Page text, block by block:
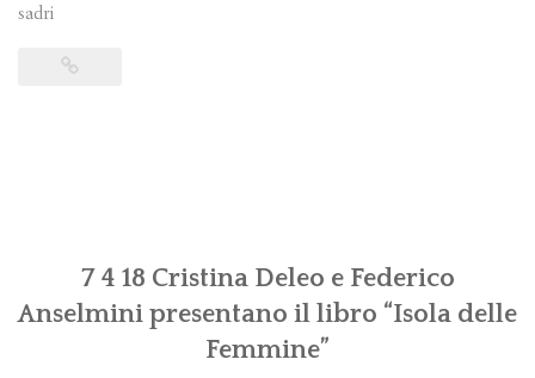
sadri
7 4 18 Cristina Deleo e Federico
Anselmini presentano il libro “Isola delle
Femmine”